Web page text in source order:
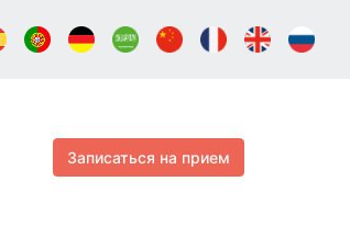
Записаться на прием